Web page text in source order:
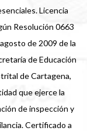
Licencia
Resolución 0663
de 2009 de la
de Educación
de Cartagena,
que ejerce la
de inspección y
Certificado a